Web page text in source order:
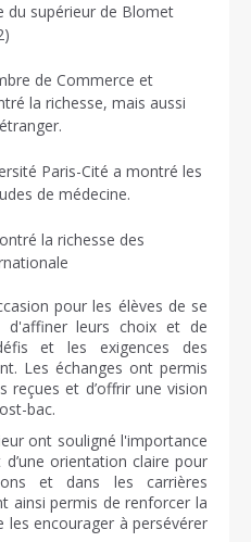
du supérieur de Blomet
de Commerce et
la richesse, mais aussi
Paris-Cité a montré les
de médecine.
la richesse des
pour les élèves de se
d'affiner leurs choix et de
et les exigences des
Les échanges ont permis
reçues et d’offrir une vision
bac.
ont souligné l'importance
orientation claire pour
et dans les carrières
ainsi permis de renforcer la
encourager à persévérer